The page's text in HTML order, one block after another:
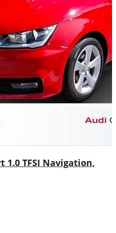
1.0 TFSI Navigation,